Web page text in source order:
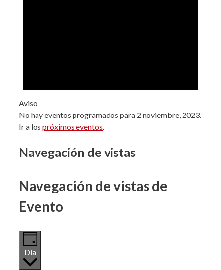
Aviso
No hay eventos programados para 2 noviembre, 2023.
Ir a los próximos eventos.
Navegación de vistas
Navegación de vistas de
Evento
Día